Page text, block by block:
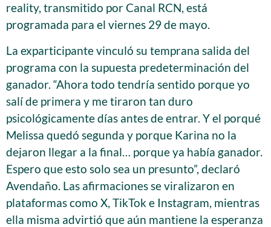
reality, transmitido por Canal RCN, está
programada para el viernes 29 de mayo.
La exparticipante vinculó su temprana salida del
programa con la supuesta predeterminación del
ganador. “Ahora todo tendría sentido porque yo
salí de primera y me tiraron tan duro
psicológicamente días antes de entrar. Y el porqué
Melissa quedó segunda y porque Karina no la
dejaron llegar a la final… porque ya había ganador.
Espero que esto solo sea un presunto”, declaró
Avendaño. Las afirmaciones se viralizaron en
plataformas como X, TikTok e Instagram, mientras
ella misma advirtió que aún mantiene la esperanza